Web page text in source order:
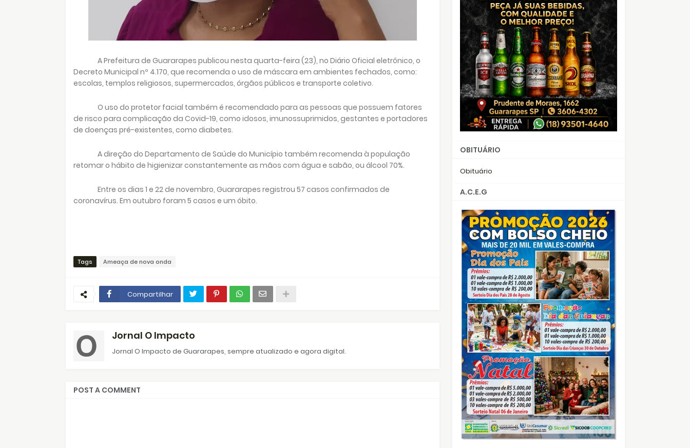
A Prefeitura de Guararapes publicou nesta quarta-feira (23), no Diário Oficial eletrônico, o
Decreto Municipal nº 4.170, que recomenda o uso de máscara em ambientes fechados, como:
escolas, templos religiosos, supermercados, órgãos públicos e transporte coletivo.
O uso do protetor facial também é recomendado para as pessoas que possuem fatores
de risco para complicação da Covid-19, como idosos, imunossuprimidos, gestantes e portadores
de doenças pré-existentes, como diabetes.
A direção do Departamento de Saúde do Município também recomenda à população
retomar o hábito de higienizar constantemente as mãos com água e sabão, ou álcool 70%.
Entre os dias 1 e 22 de novembro, Guararapes registrou 57 casos confirmados de
coronavírus. Em outubro foram 5 casos e um óbito.
Tags Ameaça de nova onda
Compartilhar
Jornal O Impacto
Jornal O Impacto de Guararapes, sempre atualizado e agora digital.
POST A COMMENT
OBITUÁRIO
Obituário
A.C.E.G